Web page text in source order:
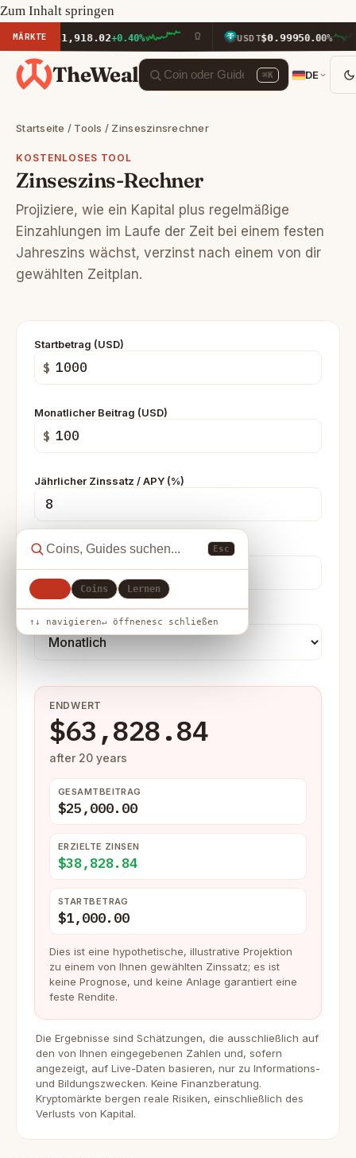
Zum Inhalt springen
MÄRKTE
ETH$1,918.02+0.40% USDT$0.99950.00%
TheWeal ⌘K DE
Esc
Coins Lernen
↑↓ navigieren↵ öffnenesc schließen
Startseite / Tools / Zinseszinsrechner
KOSTENLOSES TOOL
Zinseszins-Rechner
Projiziere, wie ein Kapital plus regelmäßige
Einzahlungen im Laufe der Zeit bei einem festen
Jahreszins wächst, verzinst nach einem von dir
gewählten Zeitplan.
Startbetrag (USD)
$
Monatlicher Beitrag (USD)
$
Jährlicher Zinssatz / APY (%)
Jahre
Zinseszins
ENDWERT
$63,828.84
after 20 years
GESAMTBEITRAG
$25,000.00
ERZIELTE ZINSEN
$38,828.84
STARTBETRAG
$1,000.00
Dies ist eine hypothetische, illustrative Projektion
zu einem von Ihnen gewählten Zinssatz; es ist
keine Prognose, und keine Anlage garantiert eine
feste Rendite.
Die Ergebnisse sind Schätzungen, die ausschließlich auf
den von Ihnen eingegebenen Zahlen und, sofern
angezeigt, auf Live-Daten basieren, nur zu Informations-
und Bildungszwecken. Keine Finanzberatung.
Kryptomärkte bergen reale Risiken, einschließlich des
Verlusts von Kapital.